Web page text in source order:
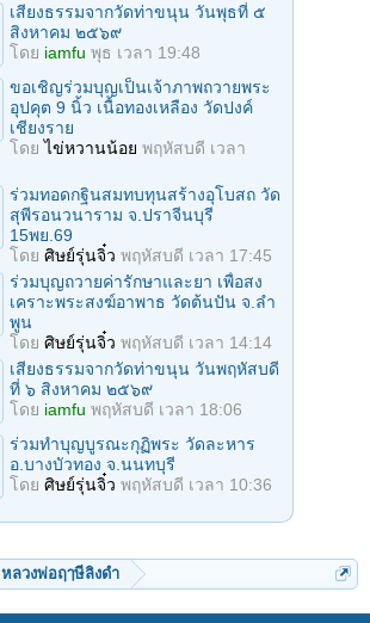
เสียงธรรมจากวัดท่าขนุน วันพุธที่ ๕
สิงหาคม ๒๕๖๙
โดย iamfu พุธ เวลา 19:48
ขอเชิญร่วมบุญเป็นเจ้าภาพถวายพระ
อุปคุต 9 นิ้ว เนื้อทองเหลือง วัดปงค์
เชียงราย
โดยไข่หวานน้อย พฤหัสบดี เวลา
ร่วมทอดกฐินสมทบทุนสร้างอุโบสถ วัด
สุพีรอนวนาราม จ.ปราจีนบุรี
15พย.69
โดย ศิษย์รุ่นจิ๋ว พฤหัสบดี เวลา 17:45
ร่วมบุญถวายค่ารักษาและยา เพื่อสง
เคราะพระสงฆ์อาพาธ วัดต้นปัน จ.ลํา
พูน
โดย ศิษย์รุ่นจิ๋ว พฤหัสบดี เวลา 14:14
เสียงธรรมจากวัดท่าขนุน วันพฤหัสบดี
ที่ ๖ สิงหาคม ๒๕๖๙
โดย iamfu พฤหัสบดี เวลา 18:06
ร่วมทําบุญบูรณะกุฏิพระ วัดละหาร
อ.บางบัวทอง จ.นนทบุรี
โดย ศิษย์รุ่นจิ๋ว พฤหัสบดี เวลา 10:36
หลวงพ่อฤๅษีลิงดำ